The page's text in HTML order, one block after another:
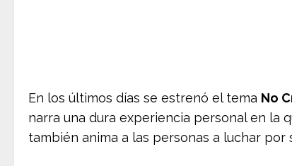
En los últimos días se estrenó el tema No
narra una dura experiencia personal en la
también anima a las personas a luchar